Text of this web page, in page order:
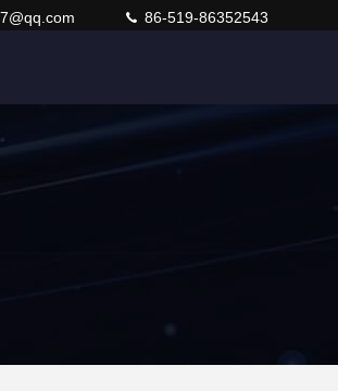
86-519-86352543